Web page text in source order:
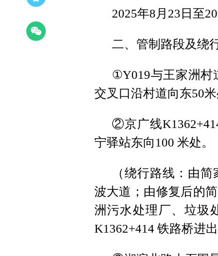
2025年8月23日至
二、管制路段及绕
①Y019与王家洲村
交叉口沿村道向东50
②京广线
宁驿站东向100 米处。
（绕行路线：由
波大道；由修复后的
洲污水处理厂、垃圾
K1362+414 铁路桥进